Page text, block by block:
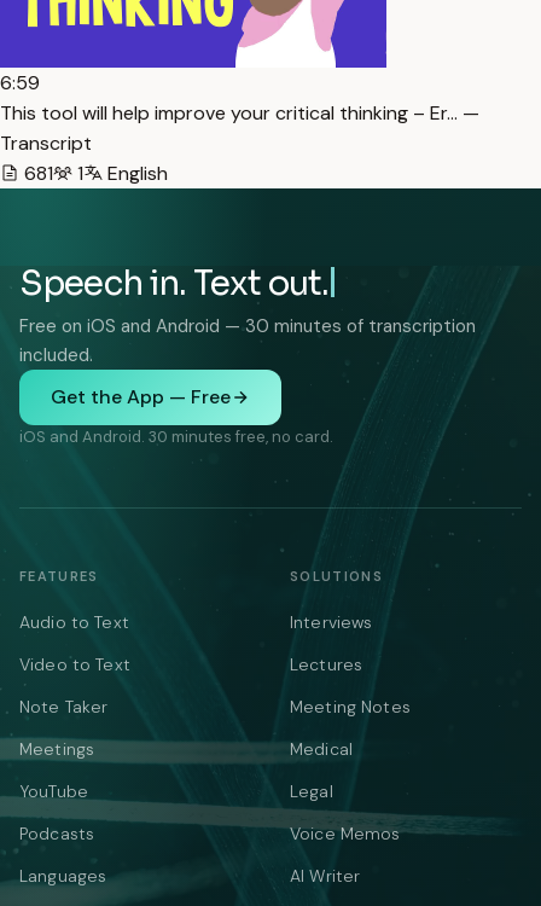
6:59
This tool will help improve your critical thinking – Er… —
Transcript
681
1 English
Speech in. Text out.
Free on iOS and Android — 30 minutes of transcription
included.
Get the App — Free
iOS and Android. 30 minutes free, no card.
FEATURES
Audio to Text
Video to Text
Note Taker
Meetings
YouTube
Podcasts
Languages
SOLUTIONS
Interviews
Lectures
Meeting Notes
Medical
Legal
Voice Memos
AI Writer